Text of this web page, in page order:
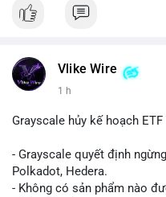
Vlike Wire
1 h
Grayscale hủy kế hoạch
- Grayscale quyết định
Polkadot, Hedera.
- Không có sản phẩm nào